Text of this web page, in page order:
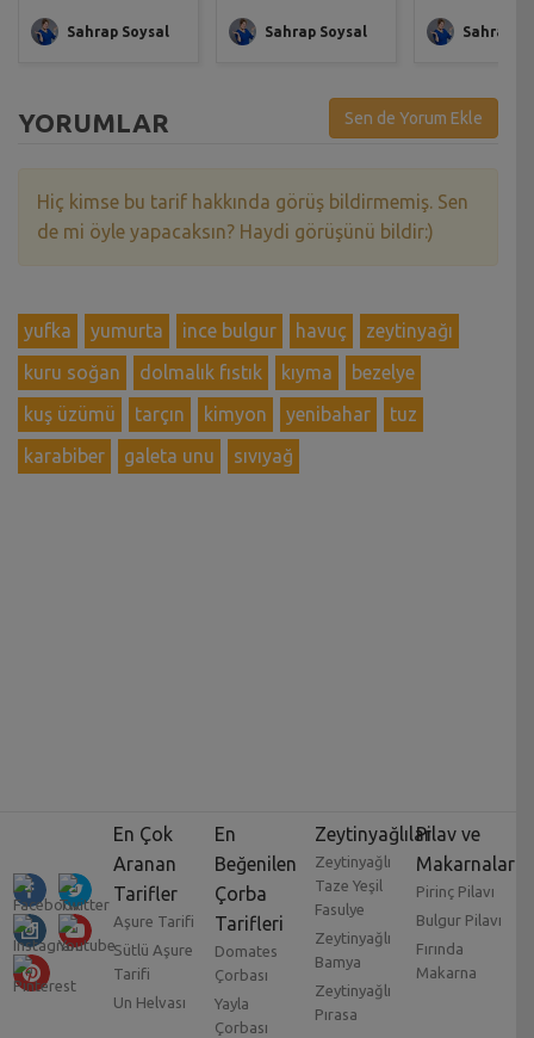
Sahrap Soysal Sahrap Soysal Sahrap
YORUMLAR Sen de Yorum Ekle
Hiç kimse bu tarif hakkında görüş bildirmemiş. Sen
de mi öyle yapacaksın? Haydi görüşünü bildir:)
yufka yumurta ince bulgur havuç
zeytinyağı
kuru soğan
dolmalık fıstık kıyma
bezelye
kuş üzümü
tarçın kimyon yenibahar
tuz
karabiber
galeta unu sıvıyağ
En Çok
Aranan
Tarifler
Aşure Tarifi
Sütlü Aşure
Tarifi
Un Helvası
En
Beğenilen
Çorba
Tarifleri
Domates
Çorbası
Yayla
Çorbası
Zeytinyağlılar
Zeytinyağlı
Taze Yeşil
Fasulye
Zeytinyağlı
Bamya
Zeytinyağlı
Pırasa
Pilav ve
Makarnalar
Pirinç Pilavı
Bulgur Pilavı
Fırında
Makarna